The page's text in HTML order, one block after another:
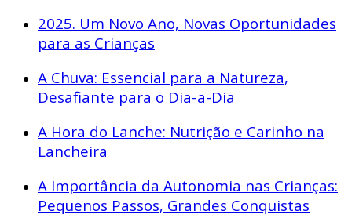
2025. Um Novo Ano, Novas Oportunidades
para as Crianças
A Chuva: Essencial para a Natureza,
Desafiante para o Dia-a-Dia
A Hora do Lanche: Nutrição e Carinho na
Lancheira
A Importância da Autonomia nas Crianças:
Pequenos Passos, Grandes Conquistas